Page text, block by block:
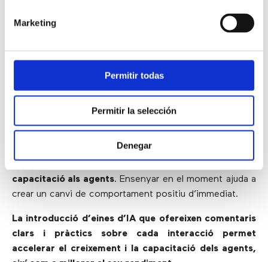
Marketing
Permitir todas
Permitir la selección
Denegar
d’advertència per ser més empàtics quan sigui
3) Capacitació constant
lloc després que finalitzi una interacció. Peròles eines
de capacitació impulsades per
capacitació als agents. Ensenyar en el moment ajuda a
crear un canvi de comportament positiu d’immediat.
La introducció d’eines d’IA que ofereixen comentaris
clars i pràctics sobre cada interacció permet
accelerar el creixement i la capacitació dels agents,